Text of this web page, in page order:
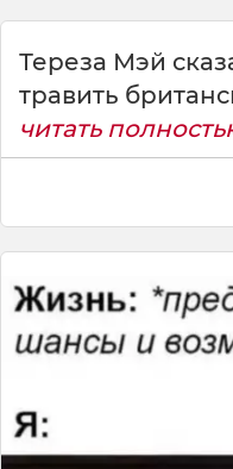
Тереза Мэй
травить
читать